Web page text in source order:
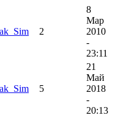
2
8
Мар
2010
-
23:11
5
21
Май
2018
-
20:13